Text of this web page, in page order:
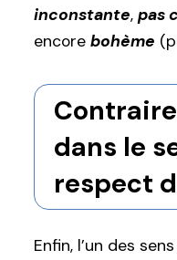
inconstante, pas
encore bohème
dans le
respect
Enfin, l’un des